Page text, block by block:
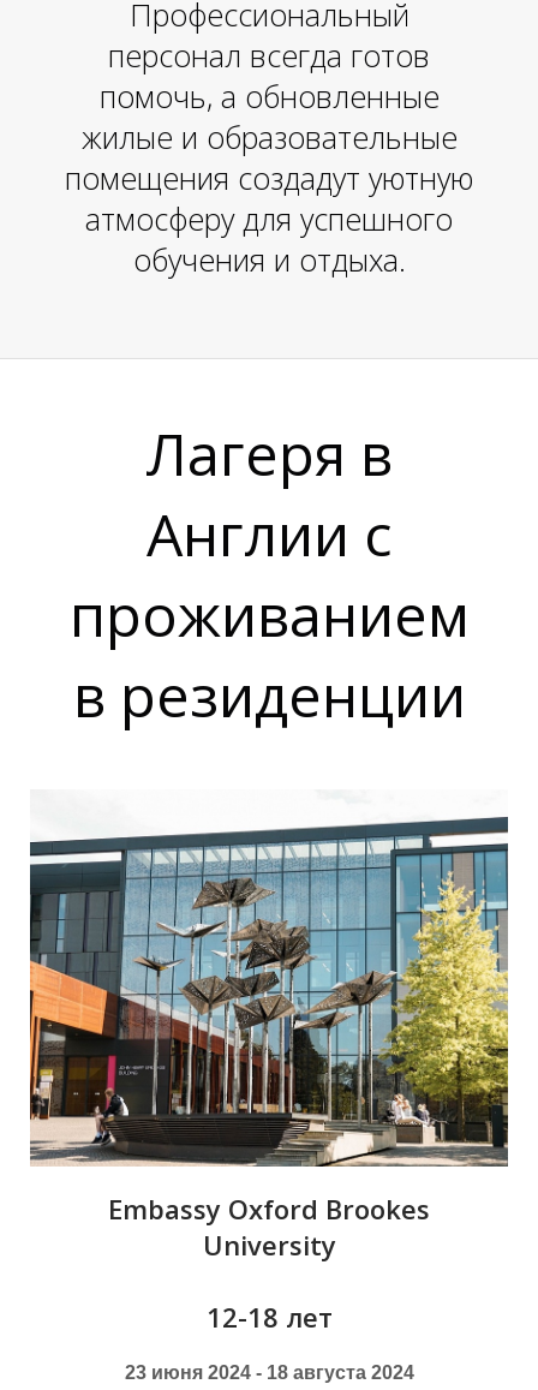
Р
Я
Профессиональный
персонал всегда готов
помочь, а обновленные
жилые и образовательные
помещения создадут уютную
атмосферу для успешного
обучения и отдыха.
Лагеря в
Англии с
проживанием
в резиденции
Embassy Oxford Brookes
University
12-18 лет
23 июня 2024 - 18 августа 2024